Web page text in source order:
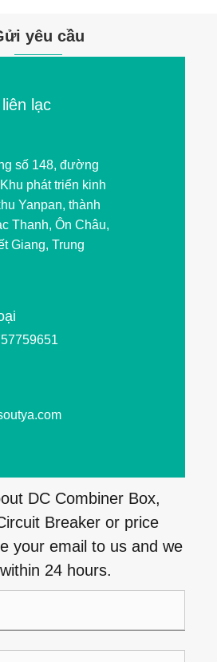
yêu cầu
lạc
số 148, đường
phát triển kinh
Yanpan, thành
Thanh, Ôn Châu,
Giang, Trung
DC Combiner Box,
Breaker or price
your email to us and we
24 hours.